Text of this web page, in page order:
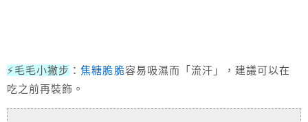
⚡毛毛小撇步 ：焦糖脆脆容易吸濕而「流汗」，建議可以在
吃之前再裝飾。